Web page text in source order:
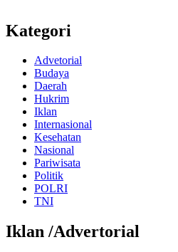
Kategori
Advetorial
Budaya
Daerah
Hukrim
Iklan
Internasional
Kesehatan
Nasional
Pariwisata
Politik
POLRI
TNI
Iklan /Advertorial